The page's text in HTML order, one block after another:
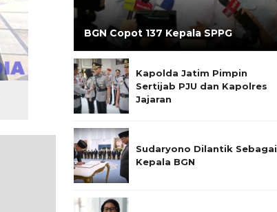
BGN Copot 137 Kepala SPPG
Kapolda Jatim Pimpin
Sertijab PJU dan Kapolres
Jajaran
Sudaryono Dilantik Sebagai
Kepala BGN